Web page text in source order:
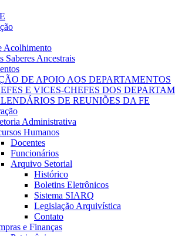
Acolhimento
Saberes Ancestrais
DE APOIO AOS DEPARTAMENTOS
E VICES-CHEFES DOS
DE REUNIÕES DA FE
Administrativa
Humanos
Docentes
Funcionários
Arquivo Setorial
Histórico
Boletins Eletrônicos
Sistema SIARQ
Legislação Arquivística
Contato
e Finanças